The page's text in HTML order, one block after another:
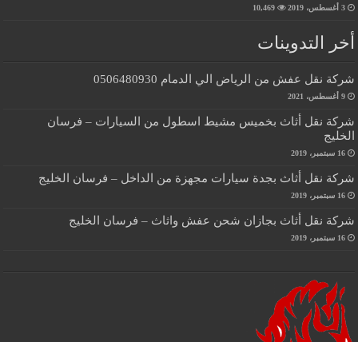
3 أغسطس، 2019 10,469
أخر التدوينات
شركة نقل عفش من الرياض الي الدمام 0506480930
9 أغسطس، 2021
شركة نقل أثاث بخميس مشيط اسطول من السيارات – فرسان
الخليج
16 سبتمبر، 2019
شركة نقل أثاث بجدة سيارات مجهزة من الداخل – فرسان الخليج
16 سبتمبر، 2019
شركة نقل أثاث بجازان شحن عفش واثاث – فرسان الخليج
16 سبتمبر، 2019